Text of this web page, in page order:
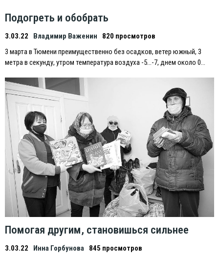
Подогреть и обобрать
3.03.22 Владимир Важенин
820 просмотров
3 марта в Тюмени преимущественно без осадков, ветер южный, 3
метра в секунду, утром температура воздуха -5…-7, днем около 0…
Помогая другим, становишься сильнее
3.03.22 Инна Горбунова
845 просмотров